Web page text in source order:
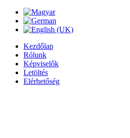
Kezdőlap
Rólunk
Képviselők
Letöltés
Elérhetőség